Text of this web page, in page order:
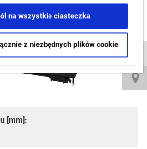
na wszystkie ciasteczka
z niezbędnych plików cookie
[mm]: